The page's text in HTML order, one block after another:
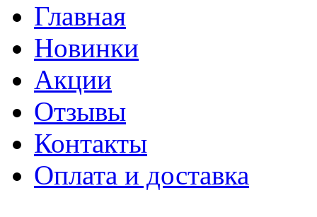
Главная
Новинки
Акции
Отзывы
Контакты
Оплата и доставка